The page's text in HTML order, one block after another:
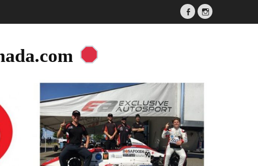
FacebookInstagram